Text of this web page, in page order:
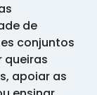
de
conjuntos
queiras
apoiar as